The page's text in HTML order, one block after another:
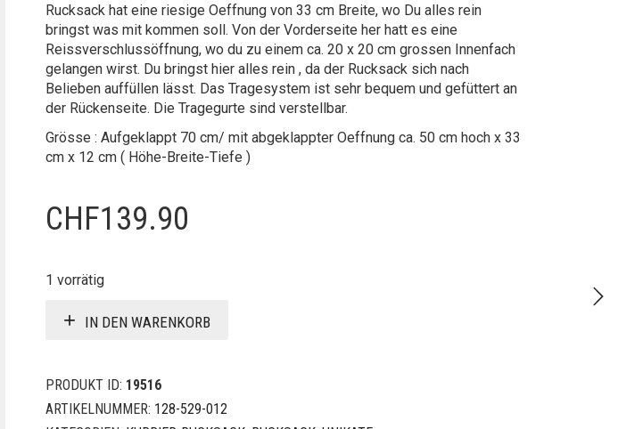
Rucksack hat eine riesige Oeffnung von 33 cm Breite, wo Du alles rein
bringst was mit kommen soll. Von der Vorderseite her hatt es eine
Reissverschlussöffnung, wo du zu einem ca. 20 x 20 cm grossen Innenfach
gelangen wirst. Du bringst hier alles rein , da der Rucksack sich nach
Belieben auffüllen lässt. Das Tragesystem ist sehr bequem und gefüttert an
der Rückenseite. Die Tragegurte sind verstellbar.
Grösse : Aufgeklappt 70 cm/ mit abgeklappter Oeffnung ca. 50 cm hoch x 33
cm x 12 cm ( Höhe-Breite-Tiefe )
CHF139.90
1 vorrätig
IN DEN WARENKORB
PRODUKT ID: 19516
ARTIKELNUMMER: 128-529-012